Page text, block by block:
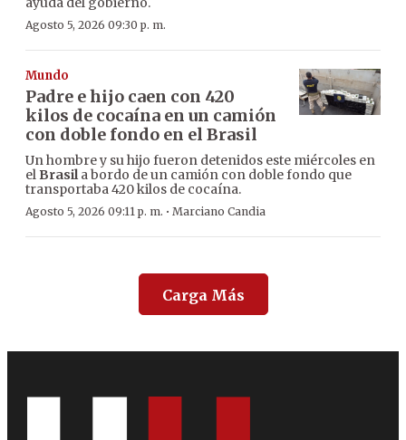
Agosto 5, 2026 09:30 p. m.
Mundo
Padre e hijo caen con 420
kilos de cocaína en un camión
con doble fondo en el Brasil
Un hombre y su hijo fueron detenidos este miércoles en
el Brasila bordo de un camión con doble fondo que
transportaba 420 kilos de cocaína.
Agosto 5, 2026 09:11 p. m. · Marciano Candia
Carga Más